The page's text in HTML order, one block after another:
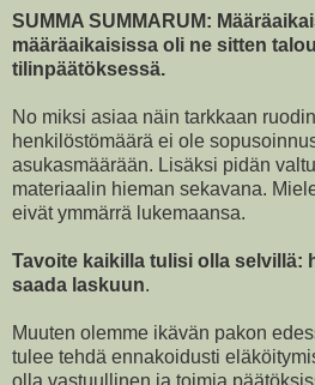
SUMMA SUMMARUM:
määräaikaisissa oli ne sitten
tilinpäätöksessä.
No miksi asiaa näin tarkkaan
henkilöstömäärä ei ole
asukasmäärään. Lisäksi pidän
materiaalin hieman sekavana.
eivät ymmärrä lukemaansa.
Tavoite kaikilla tulisi olla selvillä:
saada laskuun.
Muuten olemme ikävän pakon
tulee tehdä ennakoidusti
olla vastuullinen ja toimia